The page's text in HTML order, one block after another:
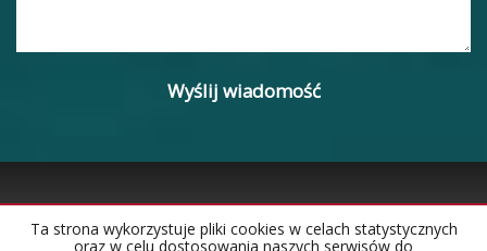
Ta strona wykorzystuje pliki cookies w celach statystycznych
oraz w celu dostosowania naszych serwisów do